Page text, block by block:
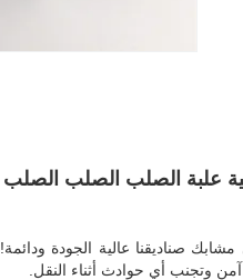
صناديقنا عالية الجودة ودائمة!
وتجنب أي حوادث أثناء النقل.